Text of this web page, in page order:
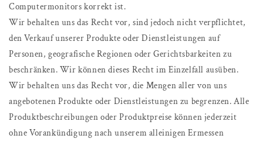
Computermonitors korrekt ist.
Wir behalten uns das Recht vor, sind jedoch nicht verpflichtet,
den Verkauf unserer Produkte oder Dienstleistungen auf
Personen, geografische Regionen oder Gerichtsbarkeiten zu
beschränken. Wir können dieses Recht im Einzelfall ausüben.
Wir behalten uns das Recht vor, die Mengen aller von uns
angebotenen Produkte oder Dienstleistungen zu begrenzen. Alle
Produktbeschreibungen oder Produktpreise können jederzeit
ohne Vorankündigung nach unserem alleinigen Ermessen